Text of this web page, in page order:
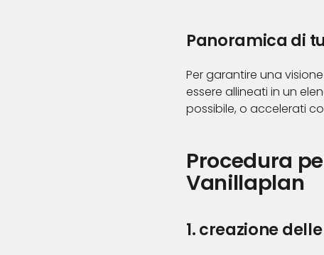
Panoramica di
Per garantire una
essere allineati in un
possibile, o accelerati
Procedura
Vanillaplan
1. creazione